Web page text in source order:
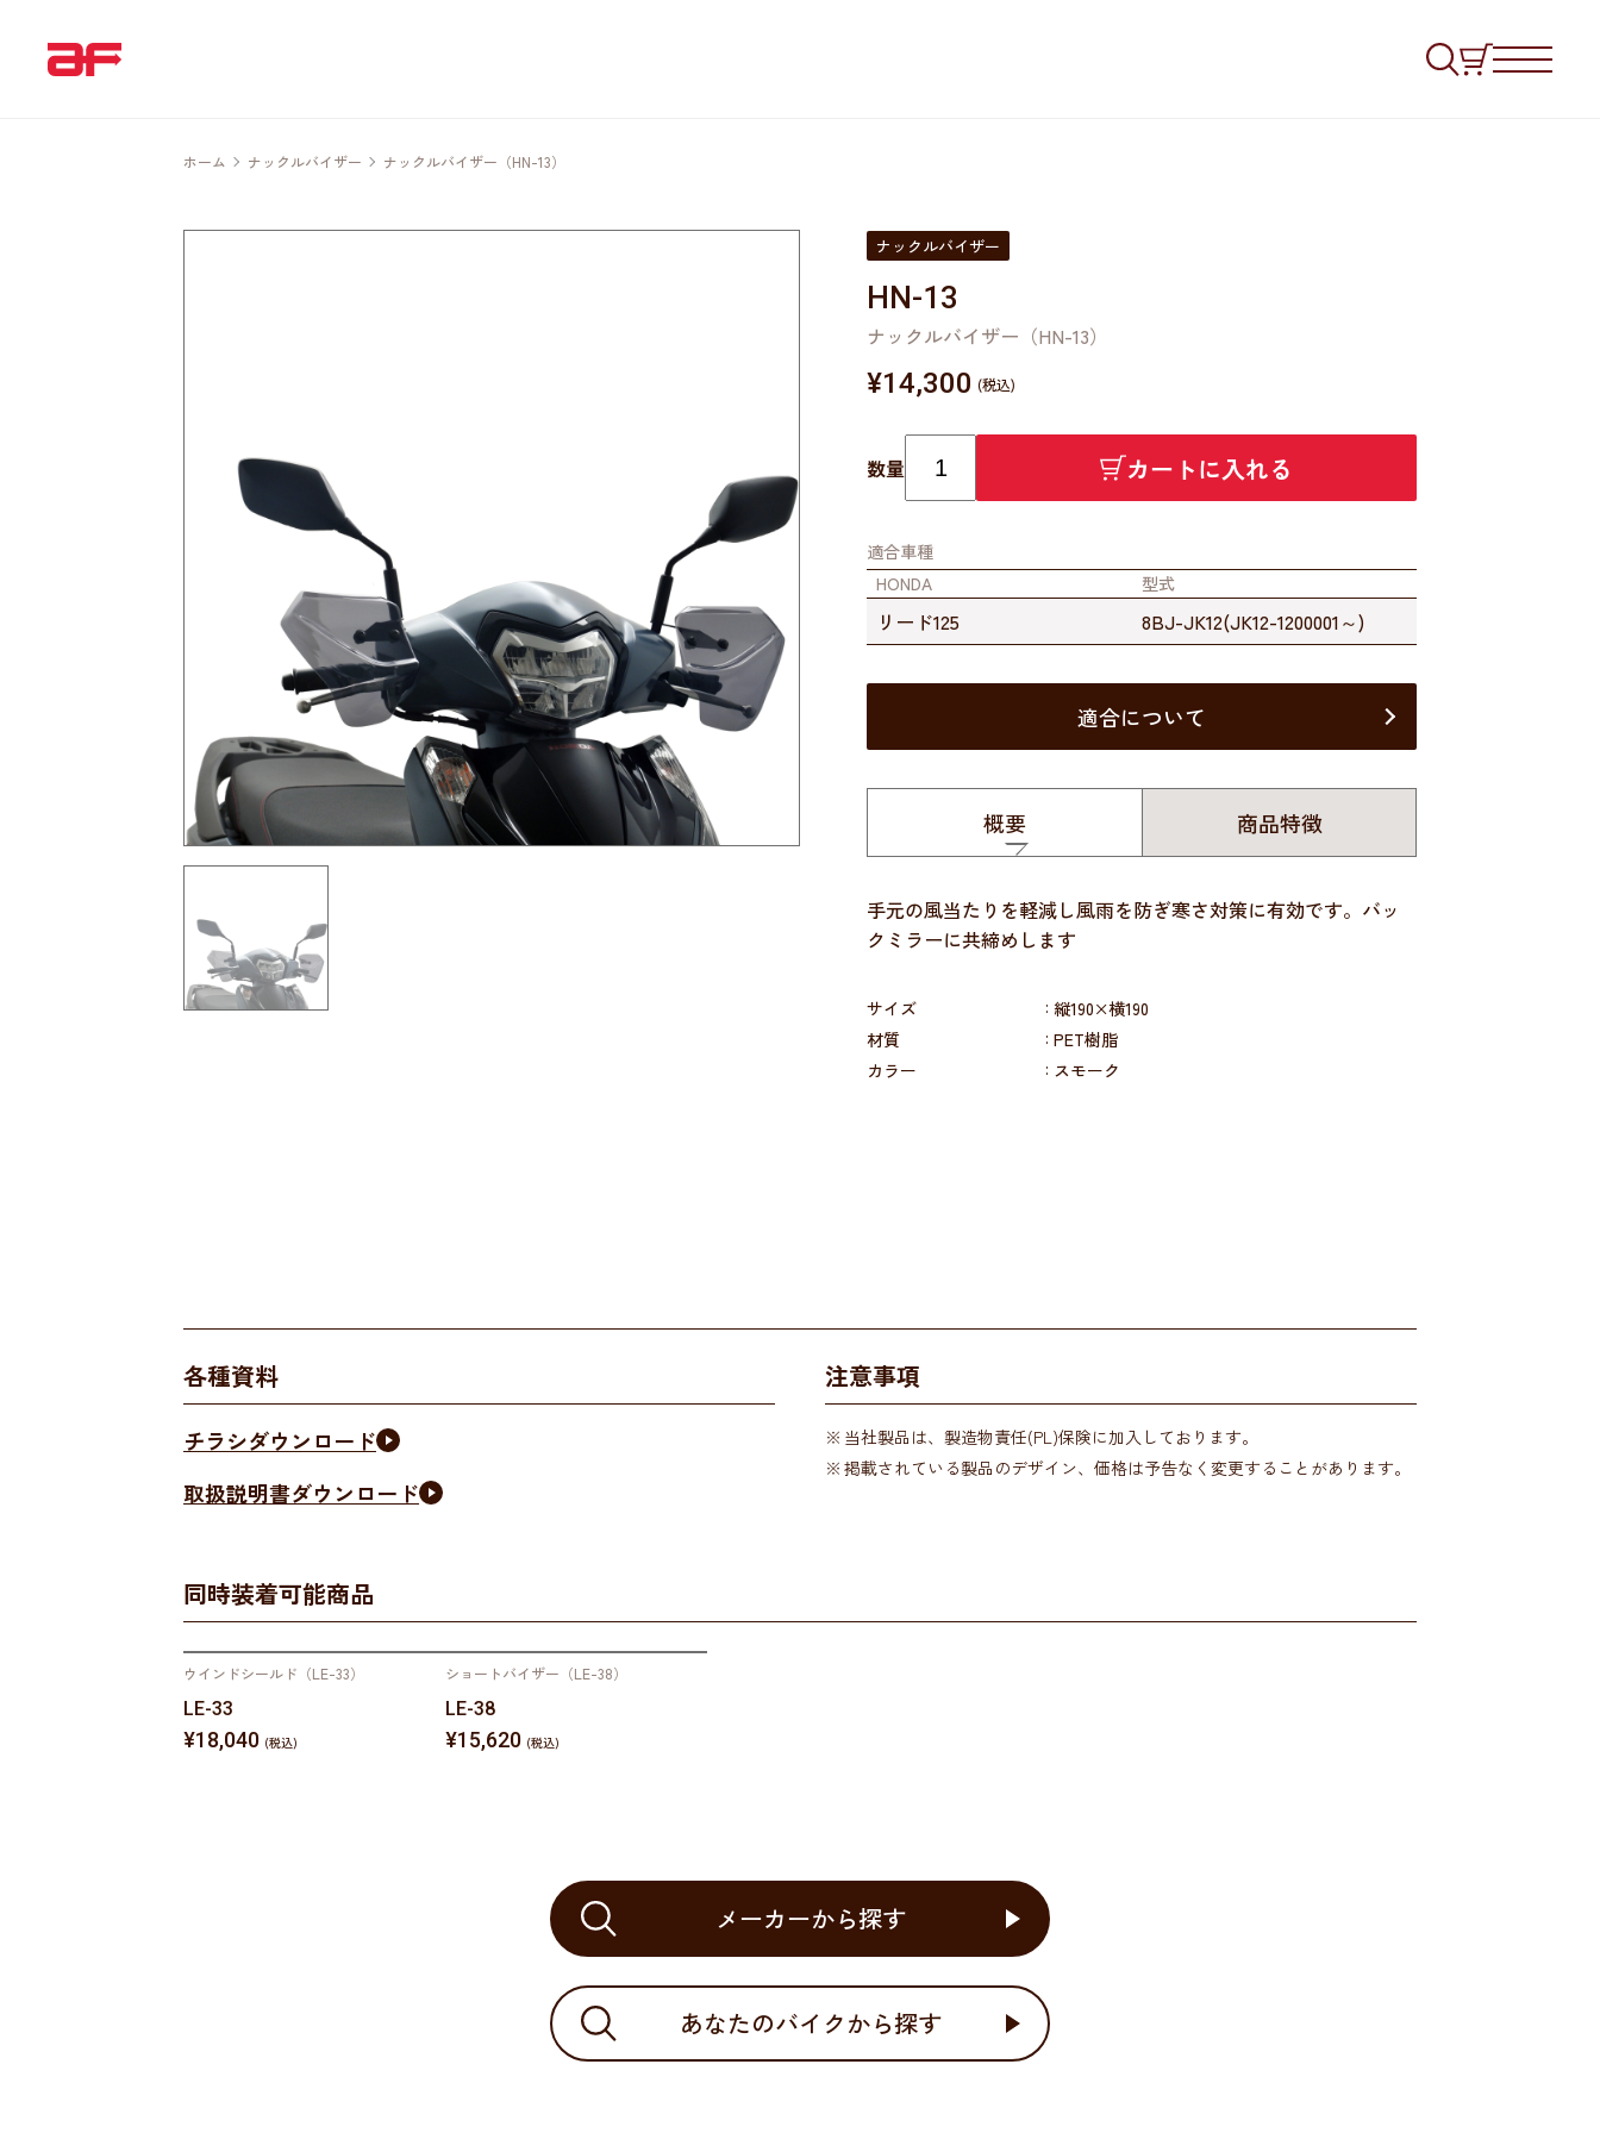
ホーム ナックルバイザー ナックルバイザー（HN-13）
ナックルバイザー
HN-13
ナックルバイザー（HN-13）
¥14,300
数量 カートに入れる
適合車種
HONDA
型式
リード125 8BJ-JK12(JK12-1200001～)
適合について
概要 商品特徴
手元の風当たりを軽減し風雨を防ぎ寒さ対策に有効です。バッ
クミラーに共締めします
サイズ
縦190×横190
材質
PET樹脂
カラー
スモーク
各種資料
チラシダウンロード
取扱説明書ダウンロード
注意事項
当社製品は、製造物責任(PL)保険に加入しております。
掲載されている製品のデザイン、価格は予告なく変更することがあります。
同時装着可能商品
ウインドシールド（LE-33）
LE-33
¥18,040
ショートバイザー（LE-38）
LE-38
¥15,620
メーカーから探す
あなたのバイクから探す